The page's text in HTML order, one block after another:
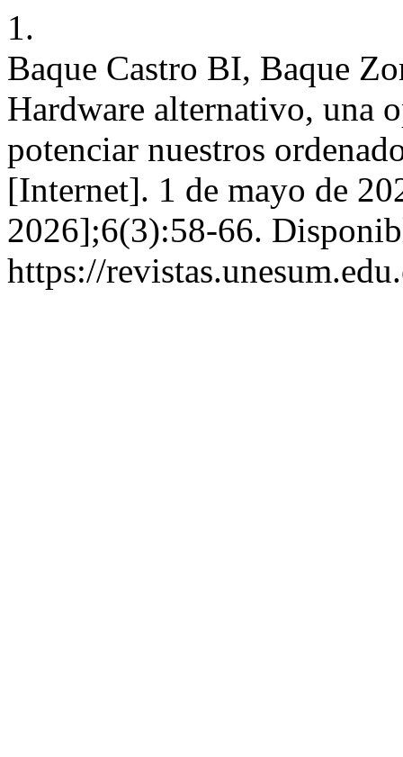
1.
Baque Castro BI, Baque
Hardware alternativo, una
potenciar nuestros
[Internet]. 1 de mayo de
2026];6(3):58-66.
https://